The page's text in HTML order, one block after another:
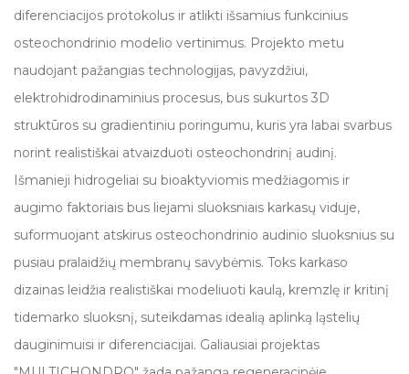
PORAS STABILIZUOJANČIO NIZINO VAIDMENS NUSTATYMAS
ELEKTROCHEMOTERAPIJOJE
NAUJI ŽYMENYS SLAPTŲ IKIVĖŽINIŲ KIAUŠIDŽIŲ IR
KIAUŠINTAKIŲ BŪKLIŲ DIAGNOSTIKAI
TIKSLINĖ FOTOTERMINĖ TERAPIJA ANTIBIOTIKAMS ATSPARIŲ
BAKTERINIŲ INFEKCIJŲ GYDYMUI PANAUDOJANT MAKSENUS
(THERMEX)
SMARTPIEZO
NEON: NANODALELĖS IR EGZOSOMOS ORO TARŠOS POVEIKIO
MODELIAVIMUI: FRAKCIONAVIMO IR ANALIZĖS
STRESS-EV: MECHANINIO STRESO IR HIPOKSIJOS VALDOMI
diferenciacijos protokolus ir atlikti išsamius funkcinius
osteochondrinio modelio vertinimus. Projekto metu
naudojant pažangias technologijas, pavyzdžiui,
elektrohidrodinaminius procesus, bus sukurtos 3D
struktūros su gradientiniu poringumu, kuris yra labai svarbus
norint realistiškai atvaizduoti osteochondrinį audinį.
Išmanieji hidrogeliai su bioaktyviomis medžiagomis ir
augimo faktoriais bus liejami sluoksniais karkasų viduje,
suformuojant atskirus osteochondrinio audinio sluoksnius su
pusiau pralaidžių membranų savybėmis. Toks karkaso
dizainas leidžia realistiškai modeliuoti kaulą, kremzlę ir kritinį
tidemarko sluoksnį, suteikdamas idealią aplinką ląstelių
dauginimuisi ir diferenciacijai. Galiausiai projektas